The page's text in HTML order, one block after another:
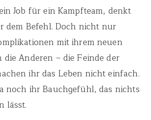
Job für ein Kampfteam, denkt
dem Befehl. Doch nicht nur
mit ihrem neuen
Anderen – die Feinde der
ihr das Leben nicht einfach.
noch ihr Bauchgefühl, das nichts
lässt.